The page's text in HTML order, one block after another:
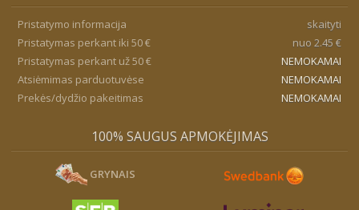
Pristatymo informacija
skaityti
Pristatymas perkant iki 50 €
nuo 2.45 €
Pristatymas perkant už 50 €
NEMOKAMAI
Atsiėmimas parduotuvėse
NEMOKAMAI
Prekės/dydžio pakeitimas
NEMOKAMAI
100% SAUGUS APMOKĖJIMAS
GRYNAIS